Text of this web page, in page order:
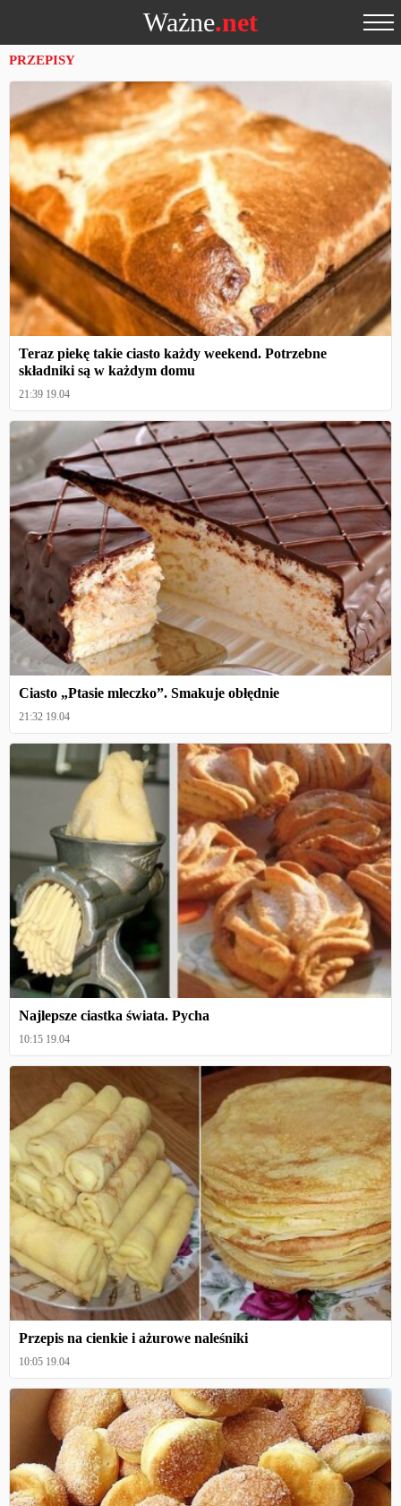
Ważne.net
PRZEPISY
Teraz piekę takie ciasto każdy weekend. Potrzebne
składniki są w każdym domu
21:39 19.04
Ciasto „Ptasie mleczko”. Smakuje obłędnie
21:32 19.04
Najlepsze ciastka świata. Pycha
10:15 19.04
Przepis na cienkie i ażurowe naleśniki
10:05 19.04